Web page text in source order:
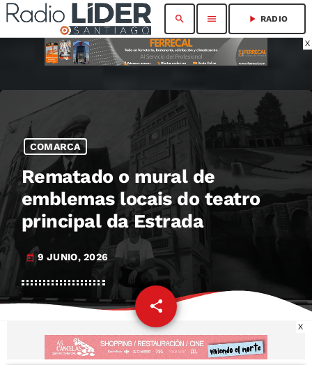
X
search menu play_arrow RADIO
COMARCA
Rematado o mural de
emblemas locais do teatro
principal da Estrada
today 9 JUNIO, 2026
share
email
X